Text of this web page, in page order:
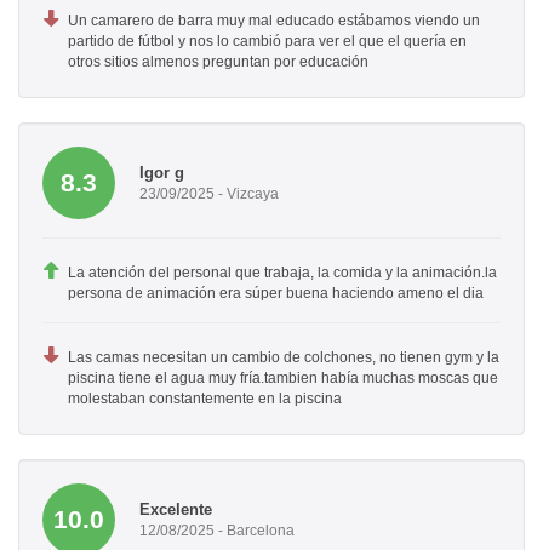
Un camarero de barra muy mal educado estábamos viendo un
partido de fútbol y nos lo cambió para ver el que el quería en
otros sitios almenos preguntan por educación
8.3 Igor g
23/09/2025 - Vizcaya
La atención del personal que trabaja, la comida y la animación.la
persona de animación era súper buena haciendo ameno el dia
Las camas necesitan un cambio de colchones, no tienen gym y la
piscina tiene el agua muy fría.tambien había muchas moscas que
molestaban constantemente en la piscina
10.0 Excelente
12/08/2025 - Barcelona